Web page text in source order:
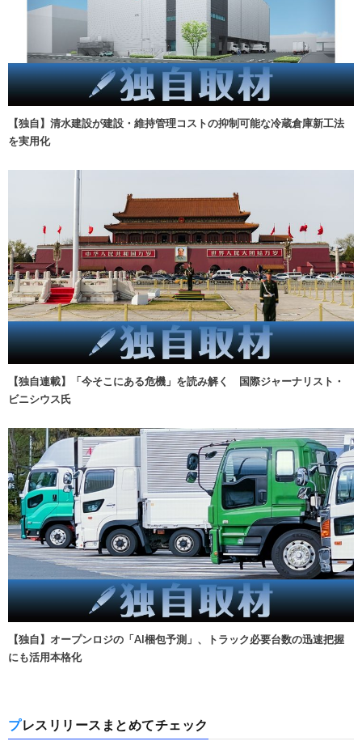
【独自】清水建設が建設・維持管理コストの抑制可能な冷蔵倉庫新工法
を実用化
【独自連載】「今そこにある危機」を読み解く 国際ジャーナリスト・
ビニシウス氏
【独自】オープンロジの「AI梱包予測」、トラック必要台数の迅速把握
にも活用本格化
プレスリリースまとめてチェック